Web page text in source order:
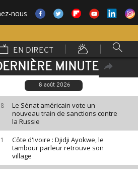
nous
EN DIRECT
MINUTE
8 août 2026
Le Sénat américain vote un
nouveau train de sanctions contre
la Russie
Côte d'Ivoire : Djidji Ayokwe, le
tambour parleur retrouve son
village